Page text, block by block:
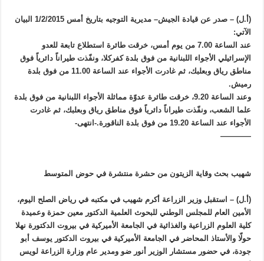
(أ.ل) – صدر عن قيادة الجيش– مديرية التوجيه بتاريخ أمس 1/2/2015 البيان
الآتي:
عند الساعة 7.00 من يوم أمس، خرقت طائرة استطلاع تابعة للعدو
الإسرائيلي الأجواء اللبنانية من فوق بلدة كفركلا، ونفّذت طيراناً دائرياً فوق
مناطق رياق وبعلبك، ثم غادرت الأجواء عند الساعة 11.00 من فوق بلدة
رميش.
وعند الساعة 9.20، خرقت طائرة عدوّة مماثلة الأجواء اللبنانية من فوق بلدة
علما الشعب، ونفّذت طيراناً دائرياً فوق مناطق رياق وبعلبك، ثم غادرت
الأجواء عند الساعة 19.20 من فوق بلدة الناقورة.-انتهى-
————
شهيب بحث وقاية الزيتون من حشرة منتشرة في حوض المتوسط
(أ.ل) – استقبل وزير الزراعة أكرم شهيب في مكتبه في رياض الصلح اليوم،
الأمين العام للمجلس الوطني للبحوث العلمية الدكتور معين حمزة وعميدة
كلية العلوم الزراعية والغذائية في الجامعة الأميركية في بيروت الدكتورة نهلا
حولّا والأستاذ المحاضر في الجامعة الأميركية في بيروت الدكتور يوسف أبو
جودة، في حضور مستشار الوزير أنور ضو ومدير عام وزارة الزراعة لويس